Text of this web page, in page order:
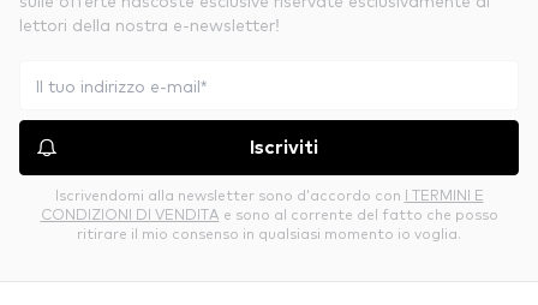
lettori della nostra e-newsletter!
Iscriviti
Iscrivendomi alla newsletter sono d’accordo con I TERMINI E
CONDIZIONI DI VENDITA e sono al corrente del fatto che posso
ritirare il mio consenso in qualsiasi momento io voglia.